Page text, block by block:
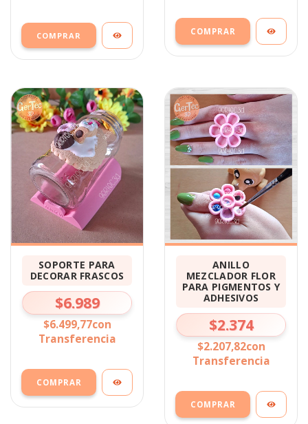
COMPRAR
SOPORTE PARA
DECORAR FRASCOS
$6.989
$6.499,77con
Transferencia
ANILLO
MEZCLADOR FLOR
PARA PIGMENTOS Y
ADHESIVOS
$2.374
$2.207,82con
Transferencia